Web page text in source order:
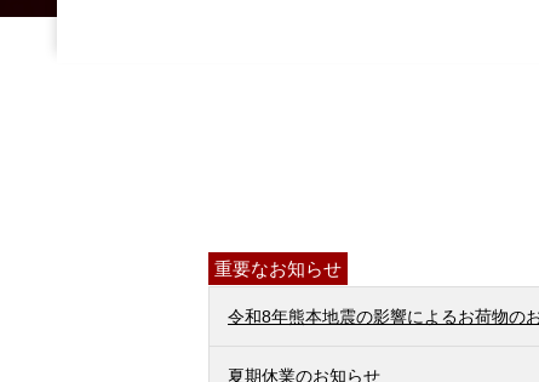
重要なお知らせ
令和8年熊本地震の影響によるお荷物の
夏期休業のお知らせ